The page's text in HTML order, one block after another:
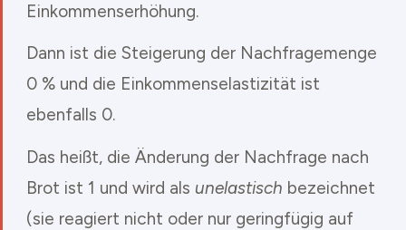
Einkommenserhöhung.
Dann ist die Steigerung der Nachfragemenge
0 % und die Einkommenselastizität ist
ebenfalls 0.
Das heißt, die Änderung der Nachfrage nach
Brot ist 1 und wird als unelastisch bezeichnet
(sie reagiert nicht oder nur geringfügig auf